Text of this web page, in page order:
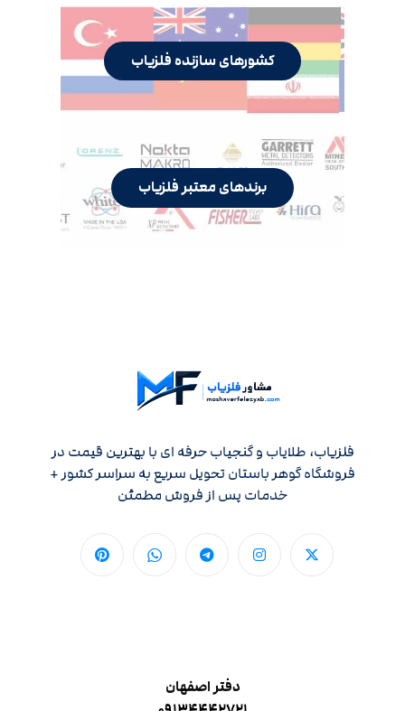
کشورهای سازنده فلزیاب
برندهای معتبر فلزیاب
فلزیاب، طلایاب و گنجیاب حرفه ای با بهترین قیمت در
فروشگاه گوهر باستان تحویل سریع به سراسر کشور +
خدمات پس از فروش مطمئن
دفتر اصفهان